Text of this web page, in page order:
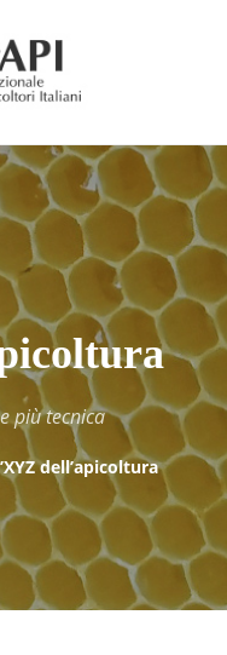
più tecnica
dell’apicoltura